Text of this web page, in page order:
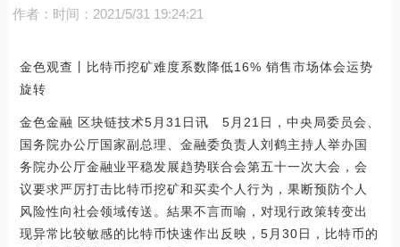
作者： 时间：2021/5/31 19:24:21
金色观查丨比特币挖矿难度系数降低16% 销售市场体会运势
旋转
金色金融 区块链技术5月31日讯 5月21日，中央局委员会、
国务院办公厅国家副总理、金融委负责人刘鹤主持人举办国
务院办公厅金融业平稳发展趋势联合会第五十一次大会，会
议要求严厉打击比特币挖矿和买卖个人行为，果断预防个人
风险性向社会领域传送。結果不言而喻，对现行政策转变出
现异常比较敏感的比特币快速作出反映，5月30日，比特币的